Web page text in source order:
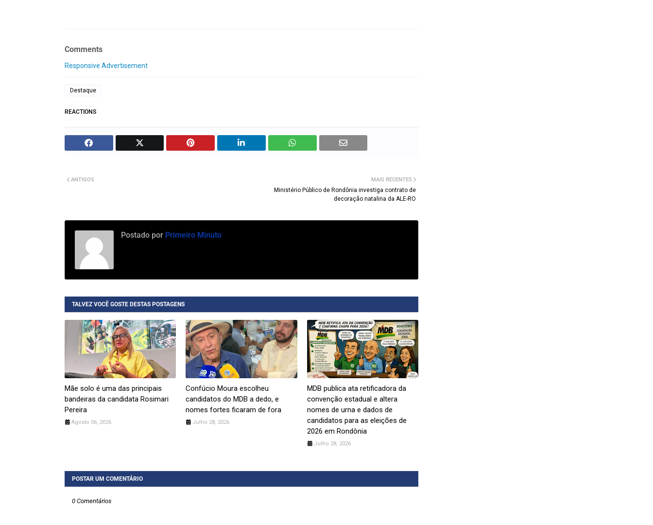
Comments
Responsive Advertisement
Destaque
REACTIONS
MAIS RECENTES
Ministério Público de Rondônia investiga contrato de
decoração natalina da ALE-RO
ANTIGOS
Postado por Primeiro Minuto
TALVEZ VOCÊ GOSTE DESTAS POSTAGENS
Mãe solo é uma das principais
bandeiras da candidata Rosimari
Pereira
Agosto 06, 2026
Confúcio Moura escolheu
candidatos do MDB a dedo, e
nomes fortes ficaram de fora
Julho 28, 2026
MDB publica ata retificadora da
convenção estadual e altera
nomes de urna e dados de
candidatos para as eleições de
2026 em Rondônia
Julho 28, 2026
POSTAR UM COMENTÁRIO
0 Comentários